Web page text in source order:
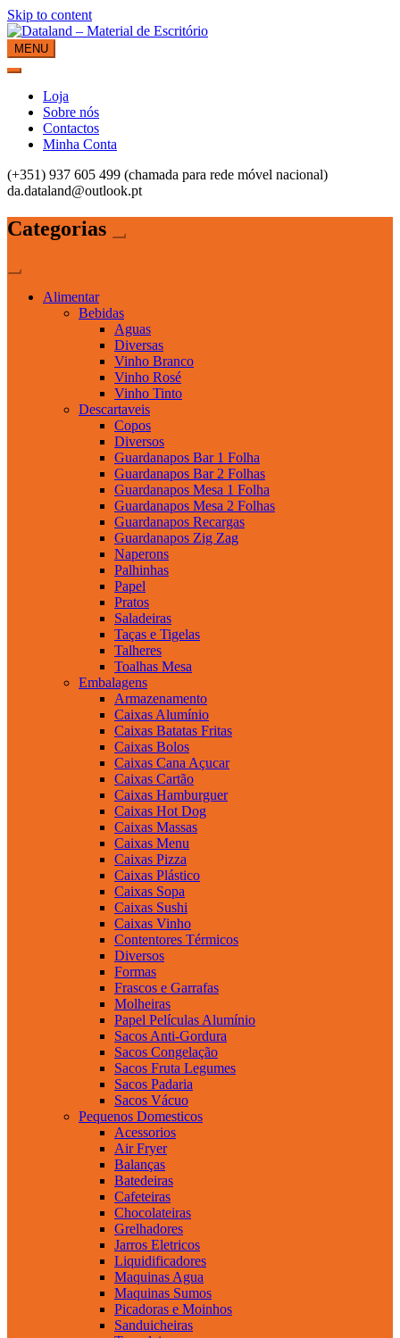
Skip to content
Dataland – Material de Escritório
Material de Escritório
MENU
Loja
Sobre nós
Contactos
Minha Conta
(+351) 937 605 499 (chamada para rede móvel nacional)
da.dataland@outlook.pt
Categorias
Alimentar
Bebidas
Aguas
Diversas
Vinho Branco
Vinho Rosé
Vinho Tinto
Descartaveis
Copos
Diversos
Guardanapos Bar 1 Folha
Guardanapos Bar 2 Folhas
Guardanapos Mesa 1 Folha
Guardanapos Mesa 2 Folhas
Guardanapos Recargas
Guardanapos Zig Zag
Naperons
Palhinhas
Papel
Pratos
Saladeiras
Taças e Tigelas
Talheres
Toalhas Mesa
Embalagens
Armazenamento
Caixas Alumínio
Caixas Batatas Fritas
Caixas Bolos
Caixas Cana Açucar
Caixas Cartão
Caixas Hamburguer
Caixas Hot Dog
Caixas Massas
Caixas Menu
Caixas Pizza
Caixas Plástico
Caixas Sopa
Caixas Sushi
Caixas Vinho
Contentores Térmicos
Diversos
Formas
Frascos e Garrafas
Molheiras
Papel Películas Alumínio
Sacos Anti-Gordura
Sacos Congelação
Sacos Fruta Legumes
Sacos Padaria
Sacos Vácuo
Pequenos Domesticos
Acessorios
Air Fryer
Balanças
Batedeiras
Cafeteiras
Chocolateiras
Grelhadores
Jarros Eletricos
Liquidificadores
Maquinas Agua
Maquinas Sumos
Picadoras e Moinhos
Sanduicheiras